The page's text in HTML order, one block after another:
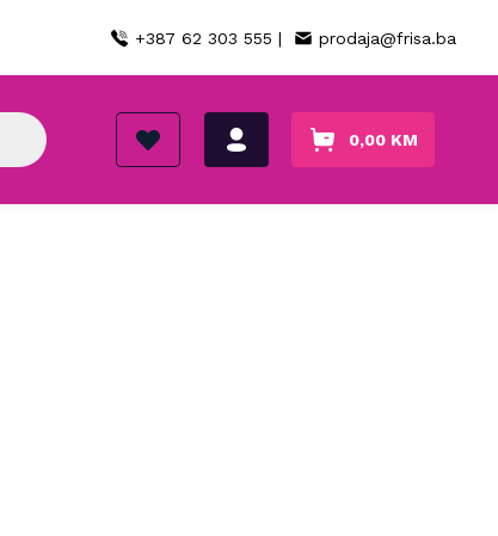
+387 62 303 555 | prodaja@frisa.ba
0,00 KM